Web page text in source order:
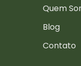
Quem
Blog
Contato